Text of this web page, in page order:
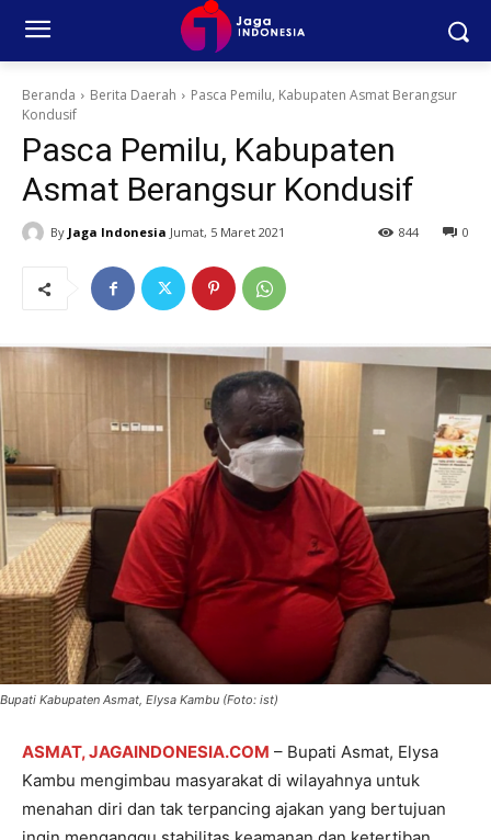
Beranda Berita Daerah
Pasca Pemilu, Kabupaten Asmat Berangsur
Kondusif
Pasca Pemilu, Kabupaten
Asmat Berangsur Kondusif
By Jaga Indonesia Jumat, 5 Maret 2021 0
844
Bupati Kabupaten Asmat, Elysa Kambu (Foto: ist)
ASMAT, JAGAINDONESIA.COM – Bupati Asmat, Elysa
Kambu mengimbau masyarakat di wilayahnya untuk
menahan diri dan tak terpancing ajakan yang bertujuan